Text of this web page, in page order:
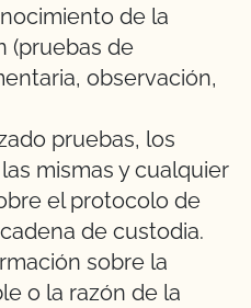
de la
(pruebas de
observación,
pruebas, los
mismas y cualquier
el protocolo de
de custodia.
sobre la
o la razón de la